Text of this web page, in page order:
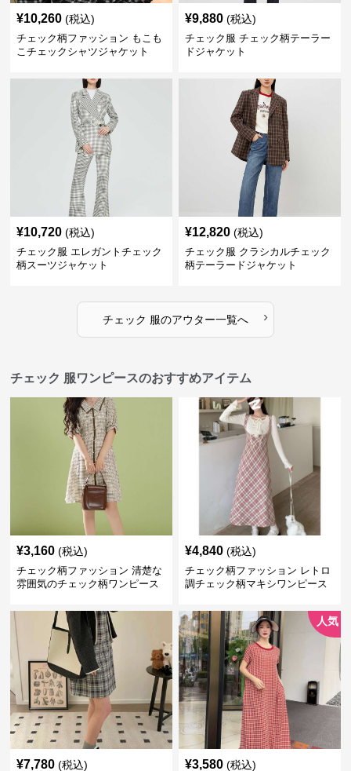
¥10,260 (税込)
チェック柄ファッション もこも
こチェックシャツジャケット
¥9,880 (税込)
チェック服 チェック柄テーラー
ドジャケット
¥10,720 (税込)
チェック服 エレガントチェック
柄スーツジャケット
¥12,820 (税込)
チェック服 クラシカルチェック
柄テーラードジャケット
チェック 服のアウター一覧へ ›
チェック 服ワンピースのおすすめアイテム
¥3,160 (税込)
チェック柄ファッション 清楚な
雰囲気のチェック柄ワンピース
¥4,840 (税込)
チェック柄ファッション レトロ
調チェック柄マキシワンピース
¥7,780 (税込)
人気
¥3,580 (税込)